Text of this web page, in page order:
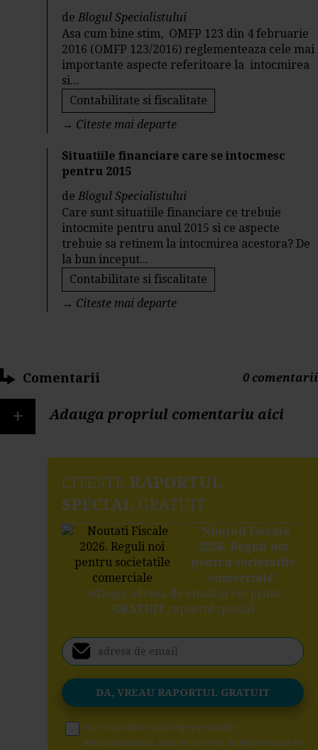
deBlogul Specialistului
Asa cum bine stim, OMFP 123 din 4 februarie
2016 (OMFP 123/2016) reglementeaza cele mai
importante aspecte referitoare la intocmirea
si...
Contabilitate si fiscalitate
→ Citeste mai departe
Situatiile financiare care se intocmesc
pentru 2015
deBlogul Specialistului
Care sunt situatiile financiare ce trebuie
intocmite pentru anul 2015 si ce aspecte
trebuie sa retinem la intocmirea acestora? De
la bun inceput...
Contabilitate si fiscalitate
→ Citeste mai departe
Comentarii 0 comentarii
+ Adauga propriul comentariu aici
CITESTE RAPORTUL
SPECIAL GRATUIT
"Noutati Fiscale
2026. Reguli noi
pentru societatile
comerciale"
Adauga adresa de email si vei primi
GRATUITraportul special
Da, vreau informatii despre produsele
Rentrop&Straton. Sunt de acord ca datele personale sa